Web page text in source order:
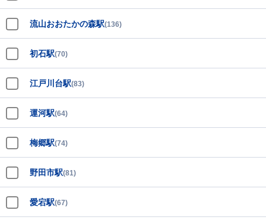
流山おおたかの森駅(136)
初石駅(70)
江戸川台駅(83)
運河駅(64)
梅郷駅(74)
野田市駅(81)
愛宕駅(67)